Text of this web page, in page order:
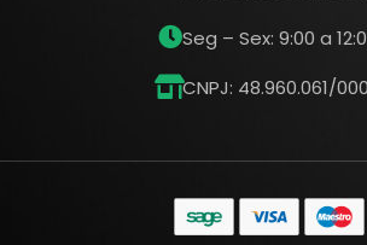
Seg – Sex: 9:00 a
CNPJ: 48.960.061/